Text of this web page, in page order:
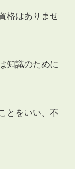
格はありませ
知識のために
とをいい、不